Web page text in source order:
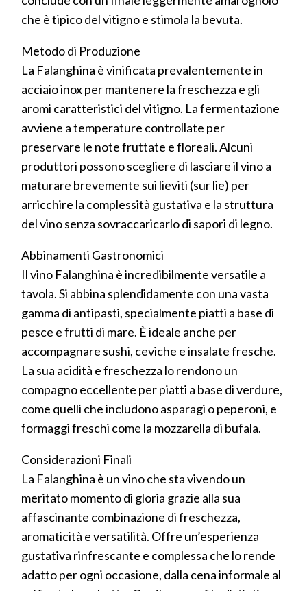
che è tipico del vitigno e stimola la bevuta.
Metodo di Produzione
La Falanghina è vinificata prevalentemente in
acciaio inox per mantenere la freschezza e gli
aromi caratteristici del vitigno. La fermentazione
avviene a temperature controllate per
preservare le note fruttate e floreali. Alcuni
produttori possono scegliere di lasciare il vino a
maturare brevemente sui lieviti (sur lie) per
arricchire la complessità gustativa e la struttura
del vino senza sovraccaricarlo di sapori di legno.
Abbinamenti Gastronomici
Il vino Falanghina è incredibilmente versatile a
tavola. Si abbina splendidamente con una vasta
gamma di antipasti, specialmente piatti a base di
pesce e frutti di mare. È ideale anche per
accompagnare sushi, ceviche e insalate fresche.
La sua acidità e freschezza lo rendono un
compagno eccellente per piatti a base di verdure,
come quelli che includono asparagi o peperoni, e
formaggi freschi come la mozzarella di bufala.
Considerazioni Finali
La Falanghina è un vino che sta vivendo un
meritato momento di gloria grazie alla sua
affascinante combinazione di freschezza,
aromaticità e versatilità. Offre un’esperienza
gustativa rinfrescante e complessa che lo rende
adatto per ogni occasione, dalla cena informale al